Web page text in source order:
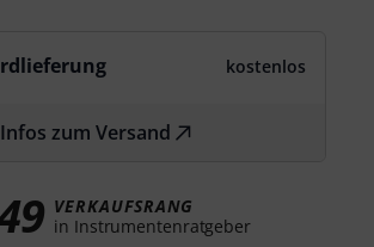
kostenlos
Infos zum Versand
VERKAUFSRANG
in Instrumentenratgeber